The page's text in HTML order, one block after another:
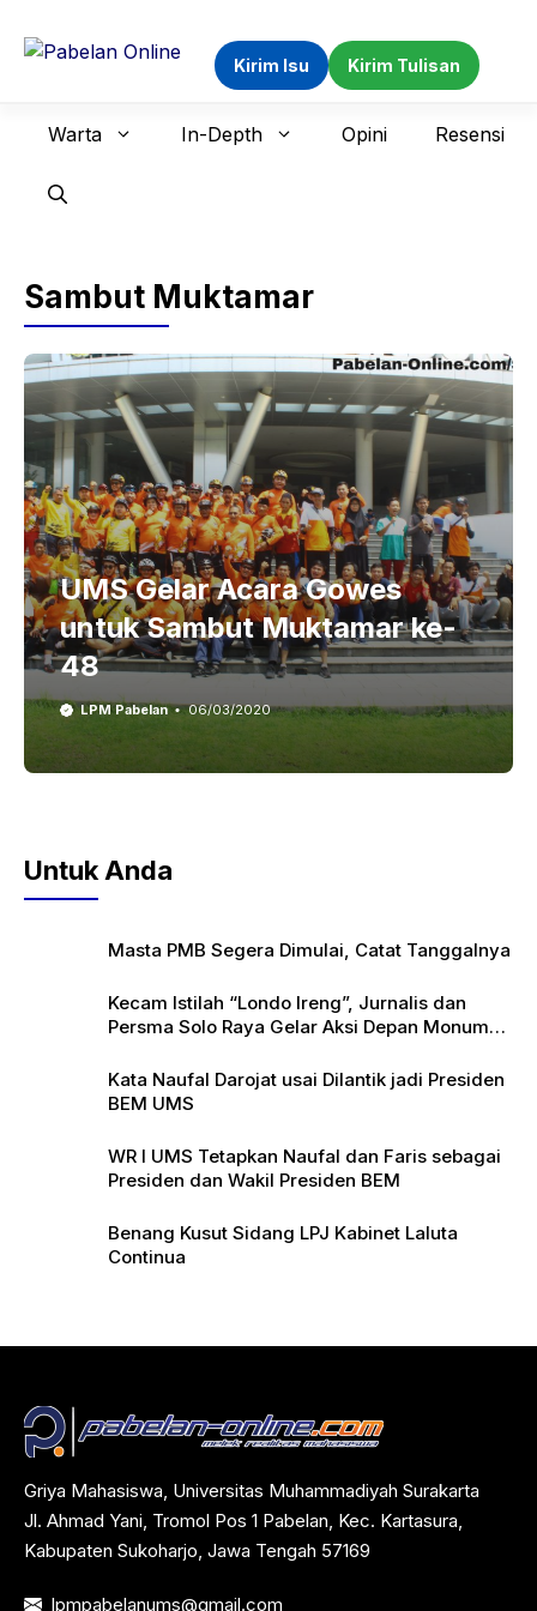
Kirim Isu Kirim Tulisan
Warta In-Depth Opini Resensi
Sambut Muktamar
UMS Gelar Acara Gowes
untuk Sambut Muktamar ke-
48
LPM Pabelan 06/03/2020
Untuk Anda
Masta PMB Segera Dimulai, Catat Tanggalnya
Kecam Istilah “Londo Ireng”, Jurnalis dan
Persma Solo Raya Gelar Aksi Depan Monumen
Kata Naufal Darojat usai Dilantik jadi Presiden
BEM UMS
WR I UMS Tetapkan Naufal dan Faris sebagai
Presiden dan Wakil Presiden BEM
Benang Kusut Sidang LPJ Kabinet Laluta
Continua
Griya Mahasiswa, Universitas Muhammadiyah Surakarta
Jl. Ahmad Yani, Tromol Pos 1 Pabelan, Kec. Kartasura,
Kabupaten Sukoharjo, Jawa Tengah 57169
lpmpabelanums@gmail.com